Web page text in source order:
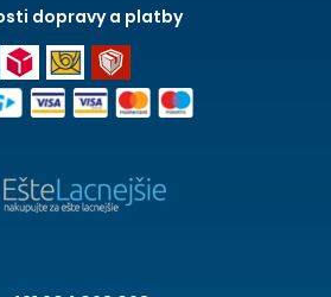
dopravy a platby